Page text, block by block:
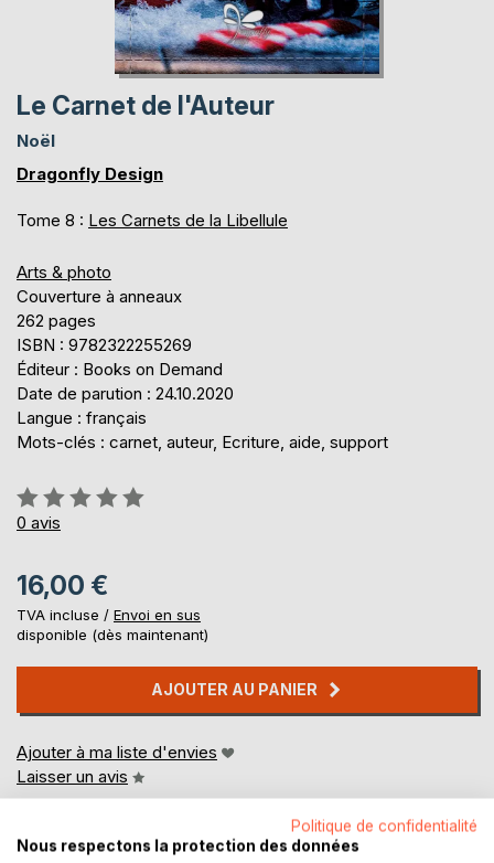
Le Carnet de l'Auteur
Noël
Dragonfly Design
Tome 8 : Les Carnets de la Libellule
Arts & photo
Couverture à anneaux
262 pages
ISBN : 9782322255269
Éditeur : Books on Demand
Date de parution : 24.10.2020
Langue : français
Mots-clés : carnet, auteur, Ecriture, aide, support
Évaluation:
0%
0 avis
16,00 €
TVA incluse / Envoi en sus
disponible (dès maintenant)
AJOUTER AU PANIER
Ajouter à ma liste d'envies
Laisser un avis
Politique de confidentialité
Nous respectons la protection des données